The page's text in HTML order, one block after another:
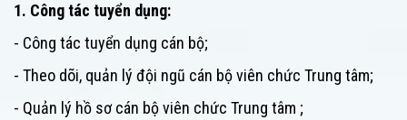
1. Công tác tuyển dụng:
- Công tác tuyển dụng cán bộ;
- Theo dõi, quản lý đội ngũ cán bộ viên chức Trung tâm;
- Quản lý hồ sơ cán bộ viên chức Trung tâm ;